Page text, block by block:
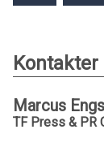
Kontakter
Marcus
TF Press & PR